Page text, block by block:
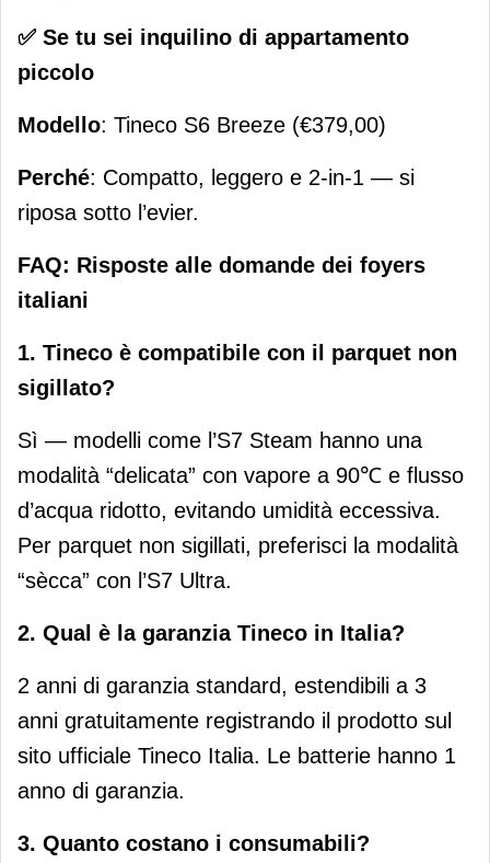
✅ Se tu sei inquilino di appartamento
piccolo
Modello: Tineco S6 Breeze (€379,00)
Perché: Compatto, leggero e 2-in-1 — si
riposa sotto l’evier.
FAQ: Risposte alle domande dei foyers
italiani
1. Tineco è compatibile con il parquet non
sigillato?
Sì — modelli come l’S7 Steam hanno una
modalità “delicata” con vapore a 90℃ e flusso
d’acqua ridotto, evitando umidità eccessiva.
Per parquet non sigillati, preferisci la modalità
“sècca” con l’S7 Ultra.
2. Qual è la garanzia Tineco in Italia?
2 anni di garanzia standard, estendibili a 3
anni gratuitamente registrando il prodotto sul
sito ufficiale Tineco Italia. Le batterie hanno 1
anno di garanzia.
3. Quanto costano i consumabili?